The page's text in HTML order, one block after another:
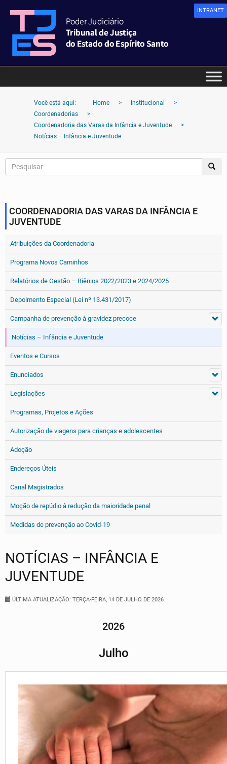
INTRANET
Você está aqui: Home > Institucional
>
Coordenadorias
>
Coordenadoria das Varas da Infância e Juventude
>
Notícias – Infância e Juventude
COORDENADORIA DAS VARAS DA INFÂNCIA E
JUVENTUDE
Atribuições da Coordenadoria
Programa Novos Caminhos
Relatórios de Gestão – Biênios 2022/2023 e 2024/2025
Depoimento Especial (Lei nº 13.431/2017)
Campanha de prevenção à gravidez precoce
Notícias – Infância e Juventude
Eventos e Cursos
Enunciados
Legislações
Programas, Projetos e Ações
Autorização de viagens para crianças e adolescentes
Adoção
Endereços Úteis
Canal Magistrados
Moção de repúdio à redução da maioridade penal
Medidas de prevenção ao Covid-19
NOTÍCIAS – INFÂNCIA E
JUVENTUDE
ÚLTIMA ATUALIZAÇÃO: TERÇA-FEIRA, 14 DE JULHO DE 2026
2026
Julho